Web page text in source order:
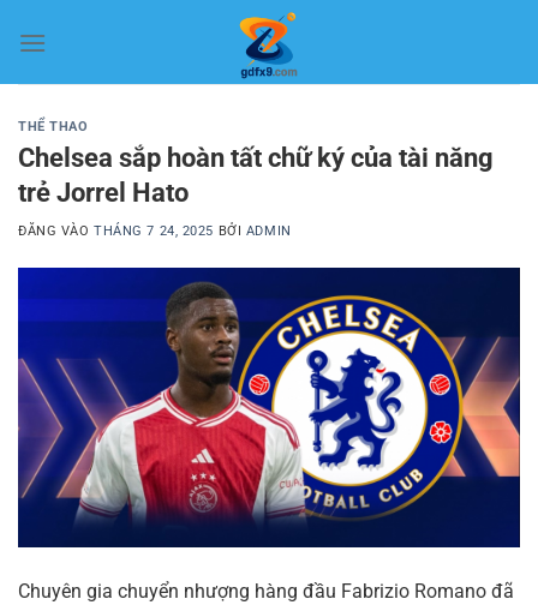
qua
THỂ THAO
Chelsea sắp hoàn tất chữ ký của tài năng
trẻ Jorrel Hato
ĐĂNG VÀOTHÁNG 7 24, 2025 BỞI ADMIN
Chuyên gia chuyển nhượng hàng đầu Fabrizio Romano đã